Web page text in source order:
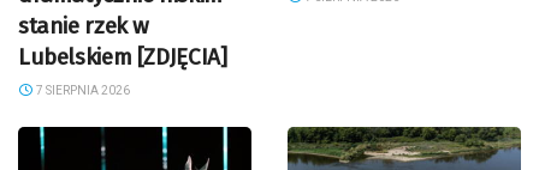
stanie rzek w
Lubelskiem [ZDJĘCIA]
7 SIERPNIA 2026